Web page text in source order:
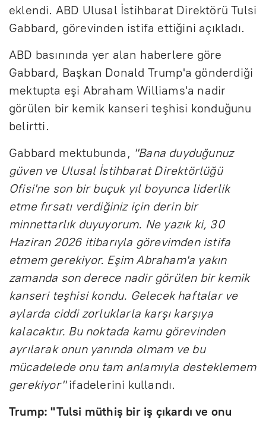
eklendi. ABD Ulusal İstihbarat Direktörü Tulsi
Gabbard, görevinden istifa ettiğini açıkladı.
ABD basınında yer alan haberlere göre
Gabbard, Başkan Donald Trump'a gönderdiği
mektupta eşi Abraham Williams'a nadir
görülen bir kemik kanseri teşhisi konduğunu
belirtti.
Gabbard mektubunda, "Bana duyduğunuz
güven ve Ulusal İstihbarat Direktörlüğü
Ofisi'ne son bir buçuk yıl boyunca liderlik
etme fırsatı verdiğiniz için derin bir
minnettarlık duyuyorum. Ne yazık ki, 30
Haziran 2026 itibarıyla görevimden istifa
etmem gerekiyor. Eşim Abraham'a yakın
zamanda son derece nadir görülen bir kemik
kanseri teşhisi kondu. Gelecek haftalar ve
aylarda ciddi zorluklarla karşı karşıya
kalacaktır. Bu noktada kamu görevinden
ayrılarak onun yanında olmam ve bu
mücadelede onu tam anlamıyla desteklemem
gerekiyor"ifadelerini kullandı.
Trump: "Tulsi müthiş bir iş çıkardı ve onu